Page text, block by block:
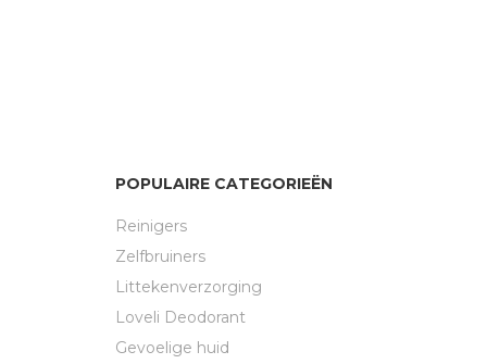
POPULAIRE CATEGORIEËN
Reinigers
Zelfbruiners
Littekenverzorging
Loveli Deodorant
Gevoelige huid